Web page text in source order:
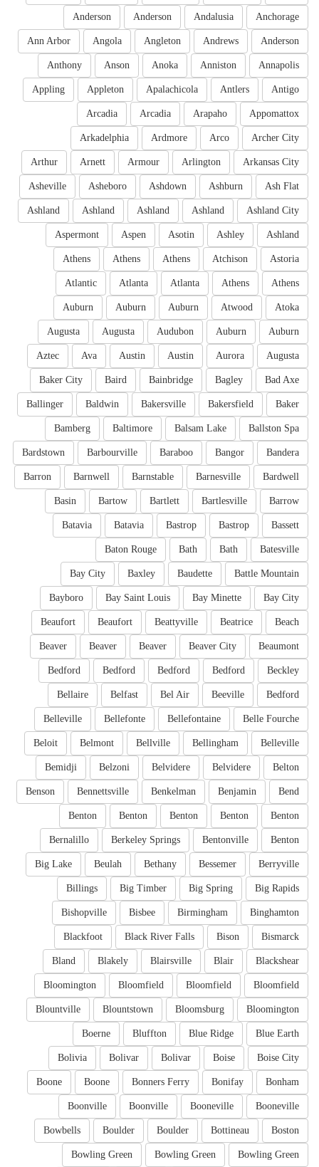
Anchorage
Andalusia
Anderson
Anderson
Anderson
Andrews
Angleton
Angola
Ann Arbor
Annapolis
Anniston
Anoka
Anson
Anthony
Antigo
Antlers
Apalachicola
Appleton
Appling
Appomattox
Arapaho
Arcadia
Arcadia
Archer City
Arco
Ardmore
Arkadelphia
Arkansas City
Arlington
Armour
Arnett
Arthur
Ash Flat
Ashburn
Ashdown
Asheboro
Asheville
Ashland City
Ashland
Ashland
Ashland
Ashland
Ashland
Ashley
Asotin
Aspen
Aspermont
Astoria
Atchison
Athens
Athens
Athens
Athens
Athens
Atlanta
Atlanta
Atlantic
Atoka
Atwood
Auburn
Auburn
Auburn
Auburn
Auburn
Audubon
Augusta
Augusta
Augusta
Aurora
Austin
Austin
Ava
Aztec
Bad Axe
Bagley
Bainbridge
Baird
Baker City
Baker
Bakersfield
Bakersville
Baldwin
Ballinger
Ballston Spa
Balsam Lake
Baltimore
Bamberg
Bandera
Bangor
Baraboo
Barbourville
Bardstown
Bardwell
Barnesville
Barnstable
Barnwell
Barron
Barrow
Bartlesville
Bartlett
Bartow
Basin
Bassett
Bastrop
Bastrop
Batavia
Batavia
Batesville
Bath
Bath
Baton Rouge
Battle Mountain
Baudette
Baxley
Bay City
Bay City
Bay Minette
Bay Saint Louis
Bayboro
Beach
Beatrice
Beattyville
Beaufort
Beaufort
Beaumont
Beaver City
Beaver
Beaver
Beaver
Beckley
Bedford
Bedford
Bedford
Bedford
Bedford
Beeville
Bel Air
Belfast
Bellaire
Belle Fourche
Bellefontaine
Bellefonte
Belleville
Belleville
Bellingham
Bellville
Belmont
Beloit
Belton
Belvidere
Belvidere
Belzoni
Bemidji
Bend
Benjamin
Benkelman
Bennettsville
Benson
Benton
Benton
Benton
Benton
Benton
Benton
Bentonville
Berkeley Springs
Bernalillo
Berryville
Bessemer
Bethany
Beulah
Big Lake
Big Rapids
Big Spring
Big Timber
Billings
Binghamton
Birmingham
Bisbee
Bishopville
Bismarck
Bison
Black River Falls
Blackfoot
Blackshear
Blair
Blairsville
Blakely
Bland
Bloomfield
Bloomfield
Bloomfield
Bloomington
Bloomington
Bloomsburg
Blountstown
Blountville
Blue Earth
Blue Ridge
Bluffton
Boerne
Boise City
Boise
Bolivar
Bolivar
Bolivia
Bonham
Bonifay
Bonners Ferry
Boone
Boone
Booneville
Booneville
Boonville
Boonville
Boston
Bottineau
Boulder
Boulder
Bowbells
Bowling Green
Bowling Green
Bowling Green